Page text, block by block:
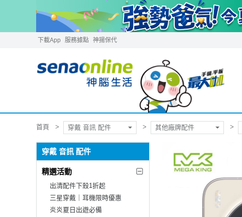
下載App 服務據點 神揚保代
首頁 穿戴 音訊 配件 其他廠牌配件
穿戴 音訊 配件
精選活動
出清配件下殺1折起
三星穿戴｜耳機限時優惠
炎炎夏日出遊必備